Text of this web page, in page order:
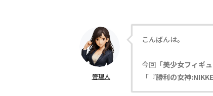
管理人
こんばんは。
今回「美少女フィギ
「 『勝利の女神